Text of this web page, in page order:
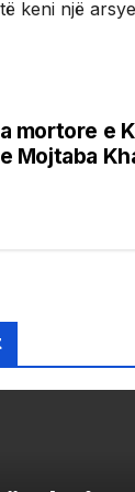
keni një
mortore e
Mojtaba